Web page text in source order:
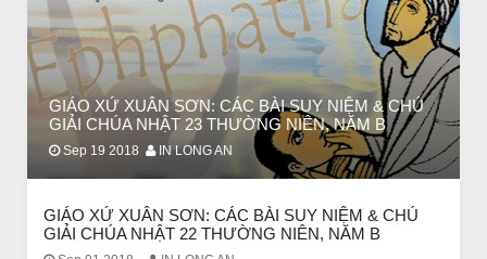
GIÁO XỨ XUÂN SƠN: CÁC BÀI SUY NIỆM & CHÚ
GIẢI CHÚA NHẬT 23 THƯỜNG NIÊN, NĂM B
Sep 19 2018 IN LONG AN
GIÁO XỨ XUÂN SƠN: CÁC BÀI SUY NIỆM & CHÚ
GIẢI CHÚA NHẬT 22 THƯỜNG NIÊN, NĂM B